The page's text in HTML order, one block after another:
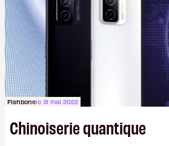
Fishbonele 31 mai 2022
Chinoiserie quantique